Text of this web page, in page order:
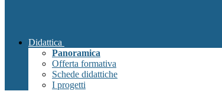
Didattica
Panoramica
Offerta formativa
Schede didattiche
I progetti